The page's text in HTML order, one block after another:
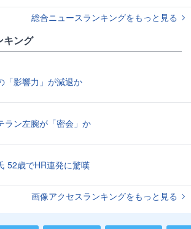
総合ニュースランキングをもっと見る
キング
「影響力」が減退か
ラン左腕が「密会」か
52歳でHR連発に驚嘆
画像アクセスランキングをもっと見る